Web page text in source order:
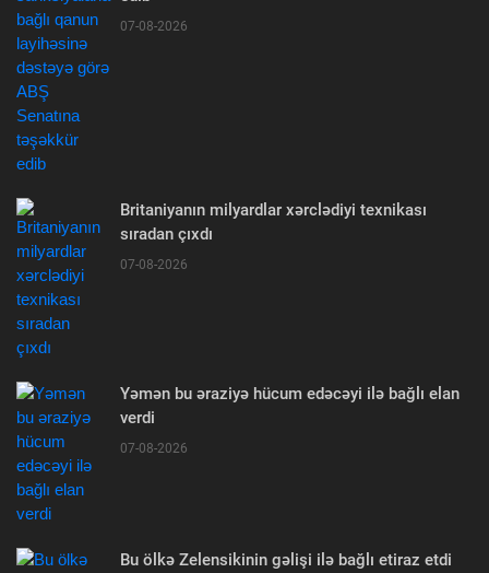
07-08-2026
Britaniyanın milyardlar xərclədiyi texnikası
sıradan çıxdı
07-08-2026
Yəmən bu əraziyə hücum edəcəyi ilə bağlı elan
verdi
07-08-2026
Bu ölkə Zelensikinin gəlişi ilə bağlı etiraz etdi